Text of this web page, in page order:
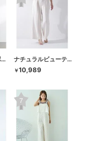
プロポーション ボディドレッシング ナチュラルビューティーベーシック
￥10,989